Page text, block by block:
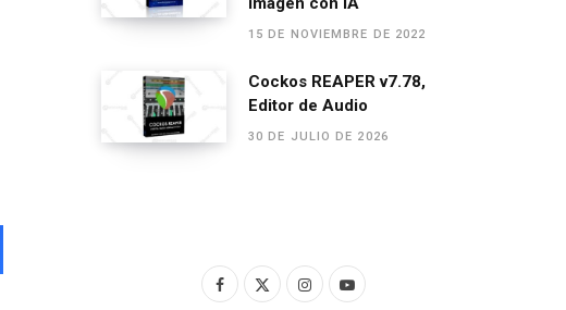
15 DE NOVIEMBRE DE 2022
Cockos REAPER v7.78,
Editor de Audio
30 DE JULIO DE 2026
F I Y